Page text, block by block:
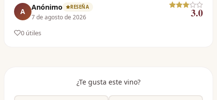
A Anónimo RESEÑA
7 de agosto de 2026 3.0
0 útiles
¿Te gusta este vino?